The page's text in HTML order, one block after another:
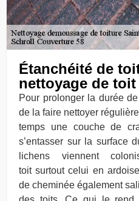
Étanchéité de
nettoyage de
Pour prolonger la durée
de la faire nettoyer
temps une couche de
s’entasser sur la surface
lichens viennent
toit surtout celui en
de cheminée également